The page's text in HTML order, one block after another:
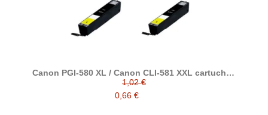
Canon PGI-580 XL / Canon CLI-581 XXL cartuchos
de tinta compatibles
1,02 €
0,66 €